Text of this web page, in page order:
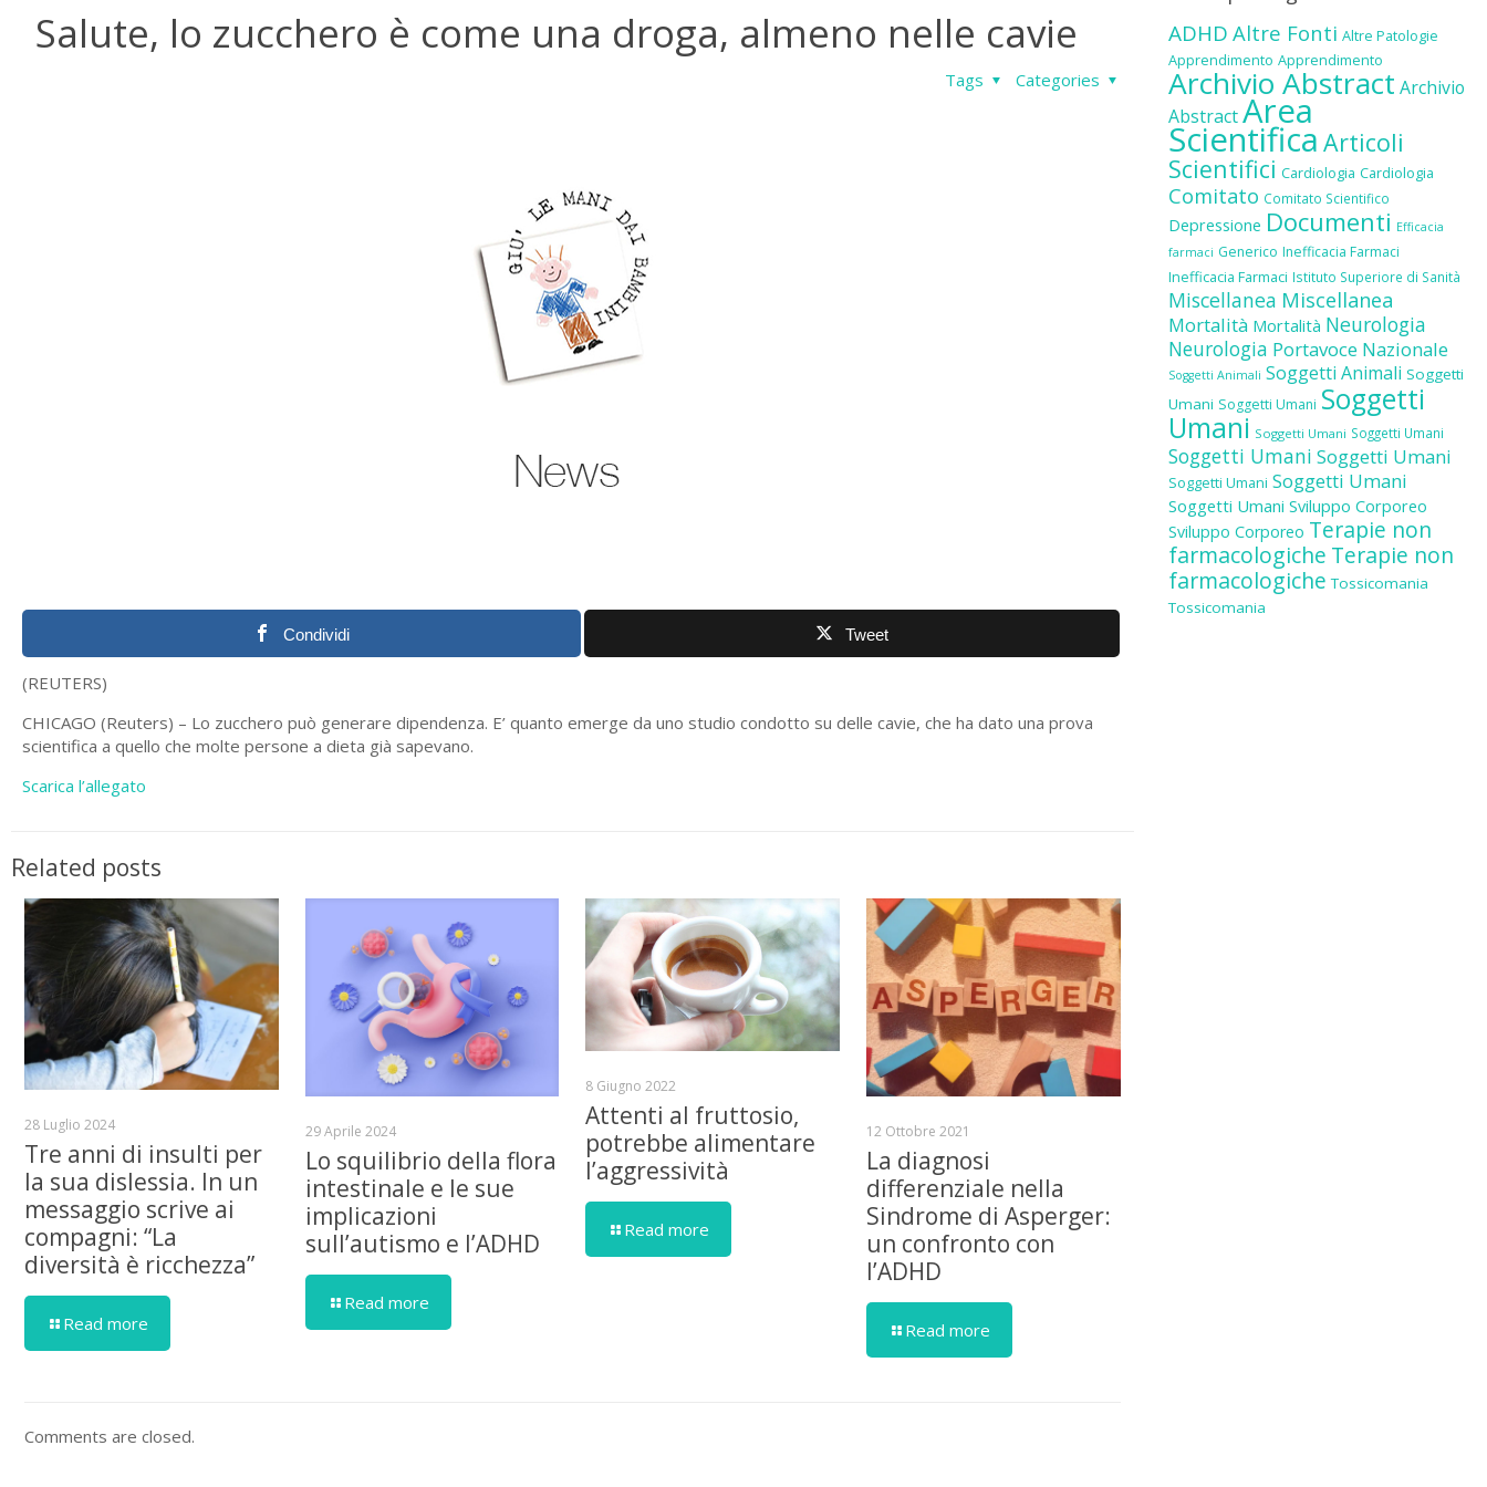
Salute, lo zucchero è come una droga, almeno nelle cavie
Categories
Tags
Condividi Tweet
(REUTERS)
CHICAGO (Reuters) – Lo zucchero può generare dipendenza. E’ quanto emerge da uno studio condotto su delle cavie, che ha dato una prova
scientifica a quello che molte persone a dieta già sapevano.
Scarica l’allegato
Related posts
28 Luglio 2024
Tre anni di insulti per
la sua dislessia. In un
messaggio scrive ai
compagni: “La
diversità è ricchezza”
Read more
29 Aprile 2024
Lo squilibrio della flora
intestinale e le sue
implicazioni
sull’autismo e l’ADHD
Read more
8 Giugno 2022
Attenti al fruttosio,
potrebbe alimentare
l’aggressività
Read more
12 Ottobre 2021
La diagnosi
differenziale nella
Sindrome di Asperger:
un confronto con
l’ADHD
Read more
Comments are closed.
ADHD Altre Fonti Altre Patologie
Apprendimento Apprendimento
Archivio Abstract Archivio
AbstractArea
Scientifica Articoli
Scientifici Cardiologia Cardiologia
Comitato Comitato Scientifico
Depressione Documenti Efficacia
farmaci Generico Inefficacia Farmaci
Inefficacia Farmaci Istituto Superiore di Sanità
Miscellanea Miscellanea
Mortalità Mortalità Neurologia
Neurologia Portavoce Nazionale
Soggetti Animali Soggetti Animali Soggetti
Umani Soggetti Umani Soggetti
Umani Soggetti Umani Soggetti Umani
Soggetti Umani Soggetti Umani
Soggetti Umani Soggetti Umani
Soggetti Umani Sviluppo Corporeo
Sviluppo Corporeo Terapie non
farmacologiche Terapie non
farmacologiche Tossicomania
Tossicomania